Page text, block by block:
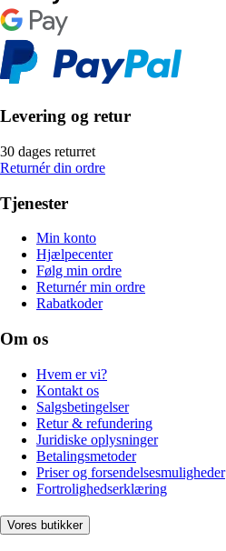
Levering og retur
30 dages returret
Returnér din ordre
Tjenester
Min konto
Hjælpecenter
Følg min ordre
Returnér min ordre
Rabatkoder
Om os
Hvem er vi?
Kontakt os
Salgsbetingelser
Retur & refundering
Juridiske oplysninger
Betalingsmetoder
Priser og forsendelsesmuligheder
Fortrolighedserklæring
Vores butikker